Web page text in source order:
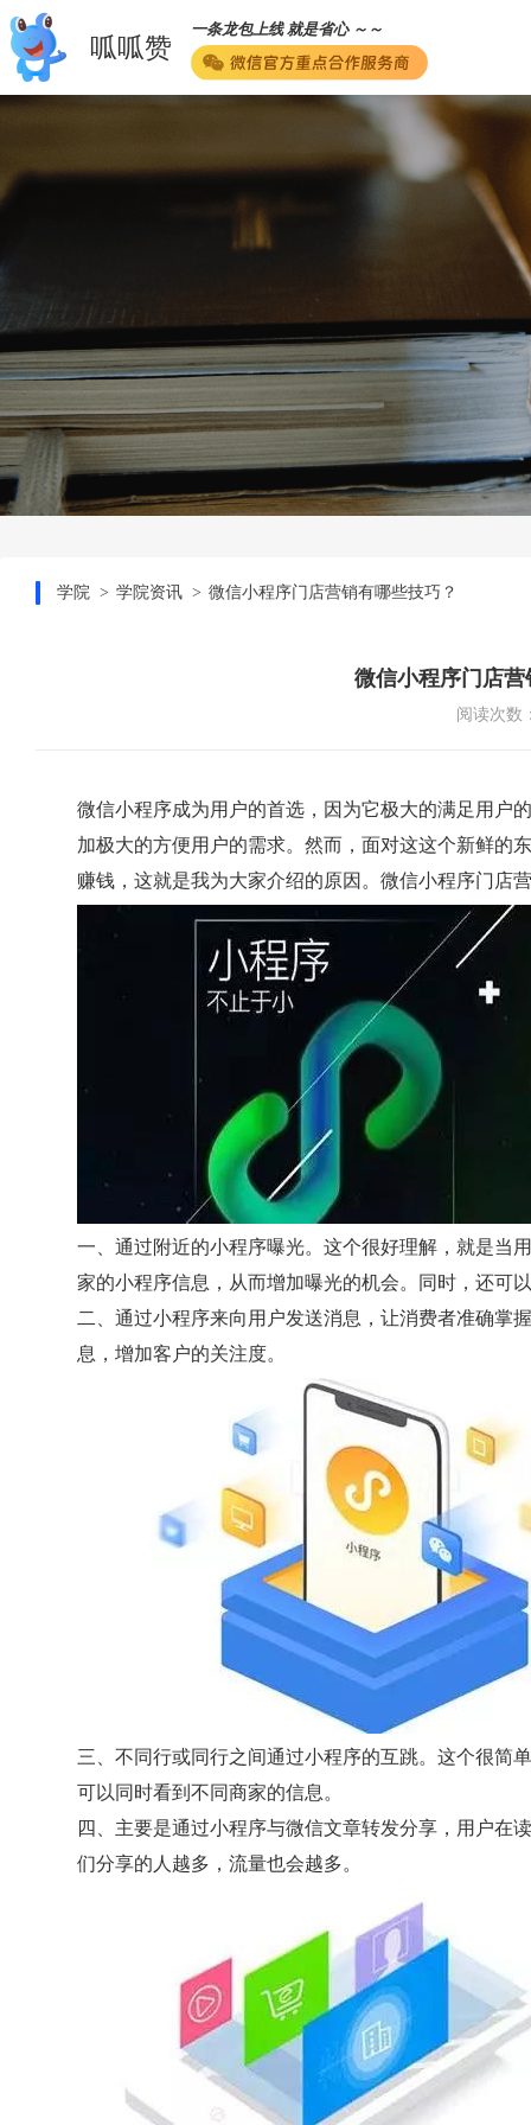
呱呱赞
一条龙包上线 就是省心 ～～
学院 学院资讯 微信小程序门店营销有哪些技巧？
微信小程序门店
阅读次数
微信小程序成为用户的首选，因为它极大的满足用户
加极大的方便用户的需求。然而，面对这这个新鲜的
赚钱，这就是我为大家介绍的原因。微信小程序门店
一、通过附近的小程序曝光。这个很好理解，就是当
家的小程序信息，从而增加曝光的机会。同时，还可
二、通过小程序来向用户发送消息，让消费者准确掌
息，增加客户的关注度。
三、不同行或同行之间通过小程序的互跳。这个很简
可以同时看到不同商家的信息。
四、主要是通过小程序与微信文章转发分享，用户在
们分享的人越多，流量也会越多。